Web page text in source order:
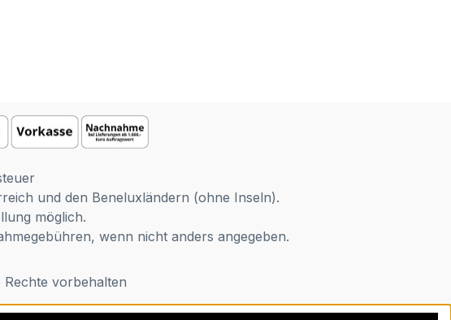
und den Beneluxländern (ohne Inseln).
möglich.
wenn nicht anders angegeben.
vorbehalten